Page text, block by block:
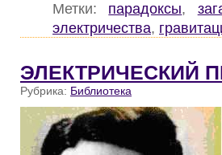
Метки: парадоксы,
электричества,
ЭЛЕКТРИЧЕСКИЙ
Рубрика: Библиотека